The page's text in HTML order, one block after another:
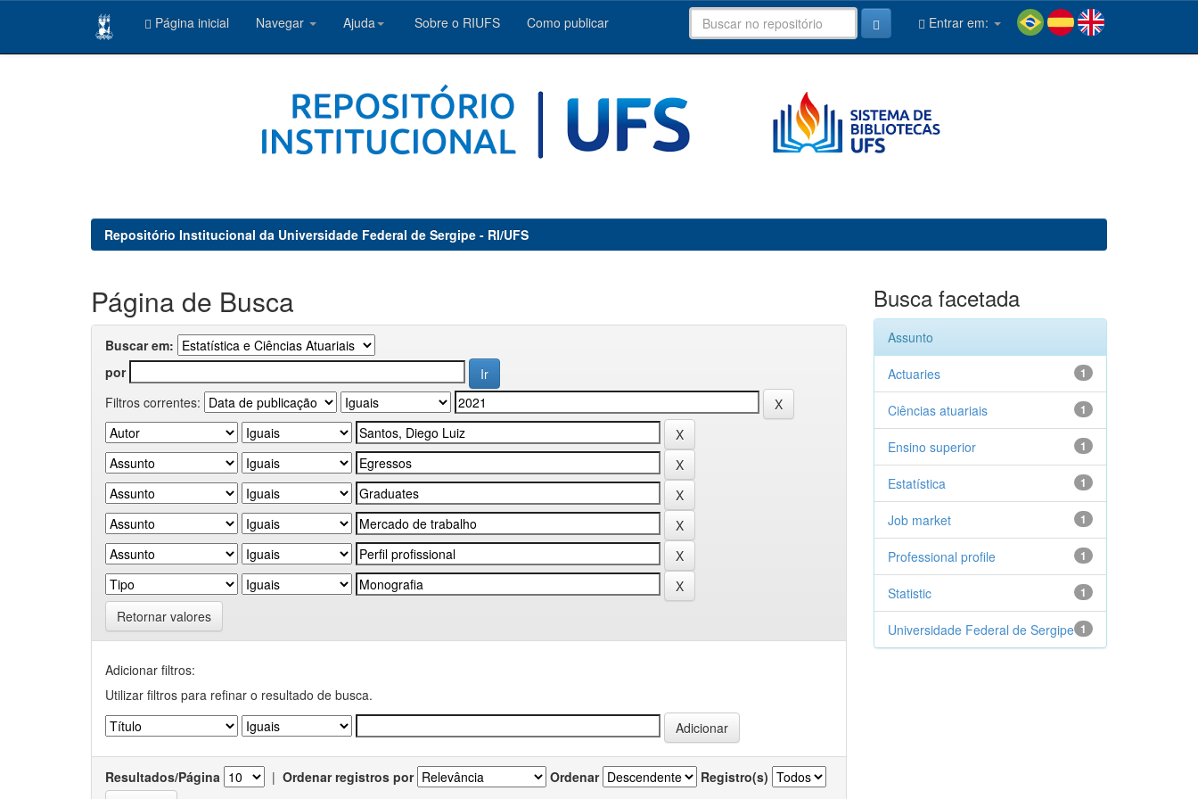
Página inicial Navegar Ajuda Sobre o RIUFS Como publicar Entrar em:
Repositório Institucional da Universidade Federal de Sergipe - RI/UFS
Página de Busca
Buscar em:
por
Filtros correntes:
Retornar valores
Adicionar filtros:
Utilizar filtros para refinar o resultado de busca.
Resultados/Página | Ordenar registros por Ordenar Registro(s)
Busca facetada
Assunto
1
Actuaries
1
Ciências atuariais
1
Ensino superior
1
Estatística
1
Job market
1
Professional profile
1
Statistic
1
Universidade Federal de Sergipe